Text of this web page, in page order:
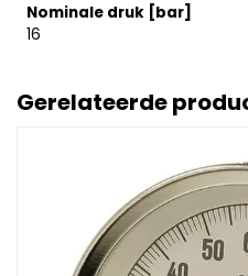
Nominale druk [bar]
16
Gerelateerde